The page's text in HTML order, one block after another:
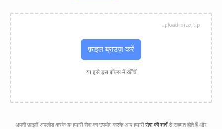
फ़ाइल ब्राउज़ करें
या इसे इस बॉक्स में खींचें
upload_size_tip
अपनी फ़ाइलें अपलोड करके या हमारी सेवा का उपयोग करके आप हमारीसेवा की शर्तोंसे सहमत होते हैं और